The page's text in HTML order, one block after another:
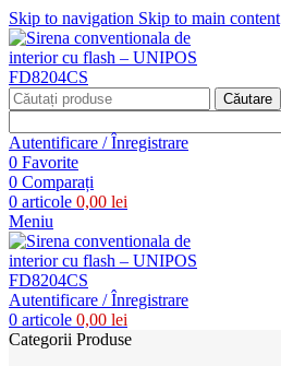
Skip to navigation Skip to main content
Căutare
Autentificare / Înregistrare
0 Favorite
0 Comparați
0 articole 0,00 lei
Meniu
Autentificare / Înregistrare
0 articole 0,00 lei
Categorii Produse